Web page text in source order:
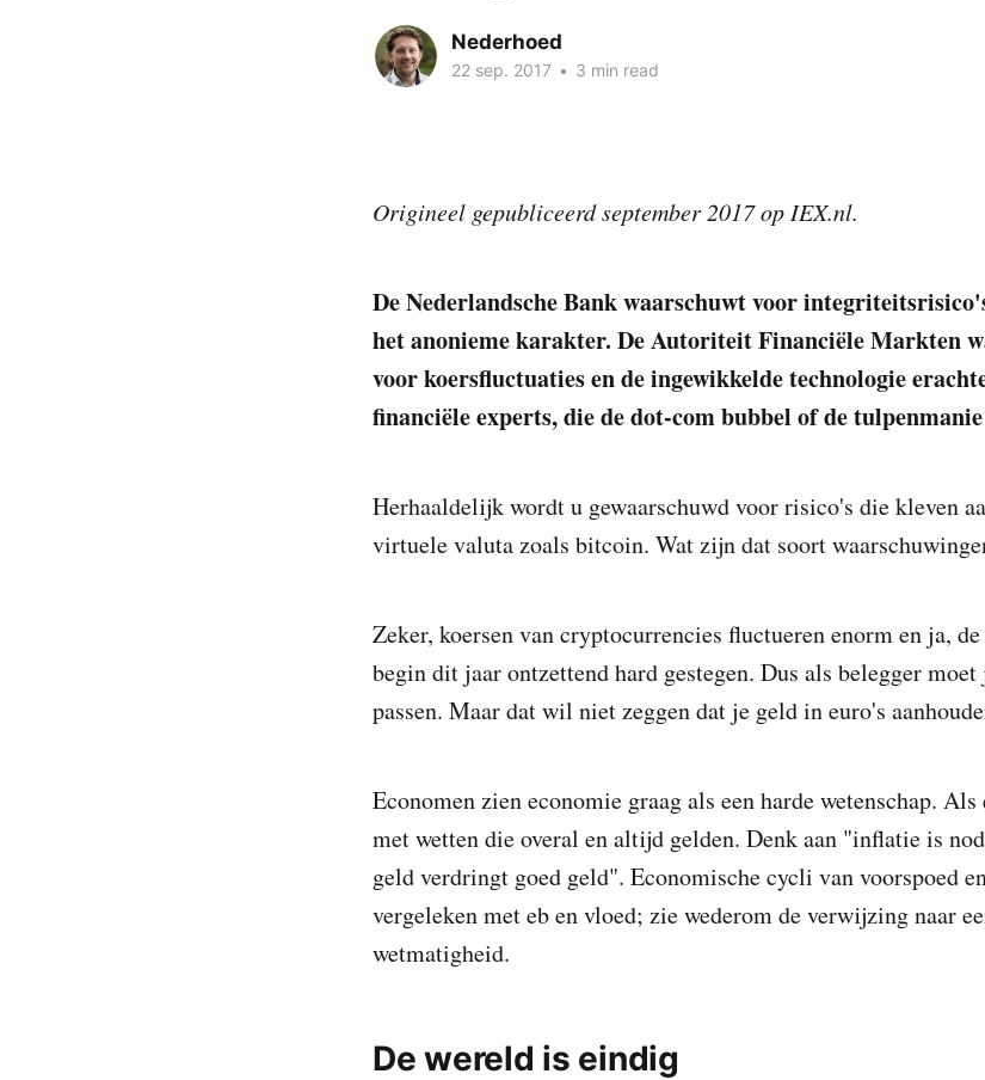
Nederhoed
22 sep. 2017 • 3 min read
Origineel gepubliceerd september 2017 op IEX.nl.
De Nederlandsche Bank waarschuwt voor
het anonieme karakter. De Autoriteit Financiële Markten
voor koersfluctuaties en de ingewikkelde technologie
financiële experts, die de dot-com bubbel of de
Herhaaldelijk wordt u gewaarschuwd voor risico's die kleven
virtuele valuta zoals bitcoin. Wat zijn dat soort
Zeker, koersen van cryptocurrencies fluctueren enorm en ja,
begin dit jaar ontzettend hard gestegen. Dus als belegger
passen. Maar dat wil niet zeggen dat je geld in euro's
Economen zien economie graag als een harde wetenschap.
met wetten die overal en altijd gelden. Denk aan "inflatie is
geld verdringt goed geld". Economische cycli van voorspoed
vergeleken met eb en vloed; zie wederom de verwijzing naar
wetmatigheid.
De wereld is eindig